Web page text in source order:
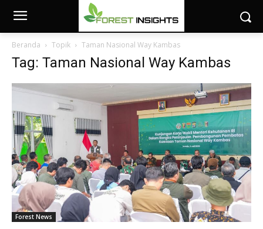
Beranda Topik Taman Nasional Way Kambas
Tag: Taman Nasional Way Kambas
Forest News